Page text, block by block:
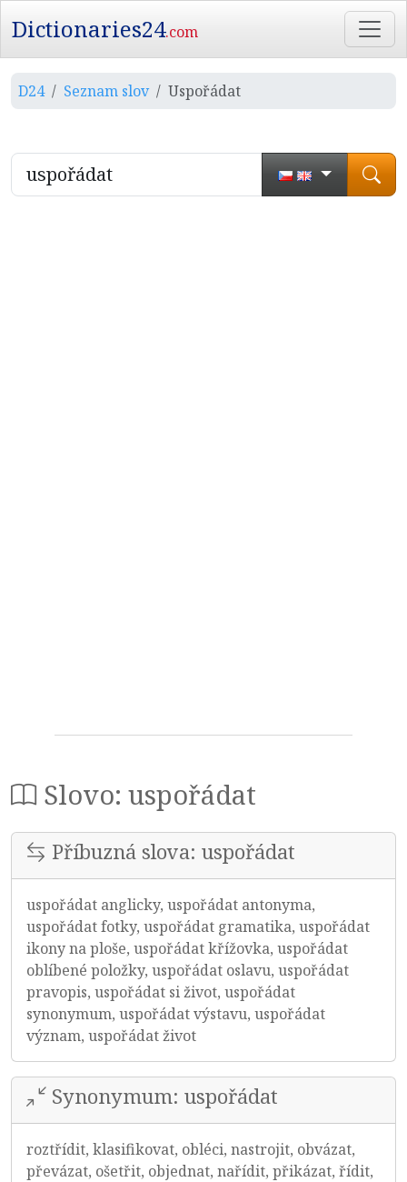
Dictionaries24.com
D24 Seznam slov Uspořádat
Slovo: uspořádat
Příbuzná slova: uspořádat
uspořádat anglicky, uspořádat antonyma,
uspořádat fotky, uspořádat gramatika, uspořádat
ikony na ploše, uspořádat křížovka, uspořádat
oblíbené položky, uspořádat oslavu, uspořádat
pravopis, uspořádat si život, uspořádat
synonymum, uspořádat výstavu, uspořádat
význam, uspořádat život
Synonymum: uspořádat
roztřídit, klasifikovat, obléci, nastrojit, obvázat,
převázat, ošetřit, objednat, nařídit, přikázat, řídit,